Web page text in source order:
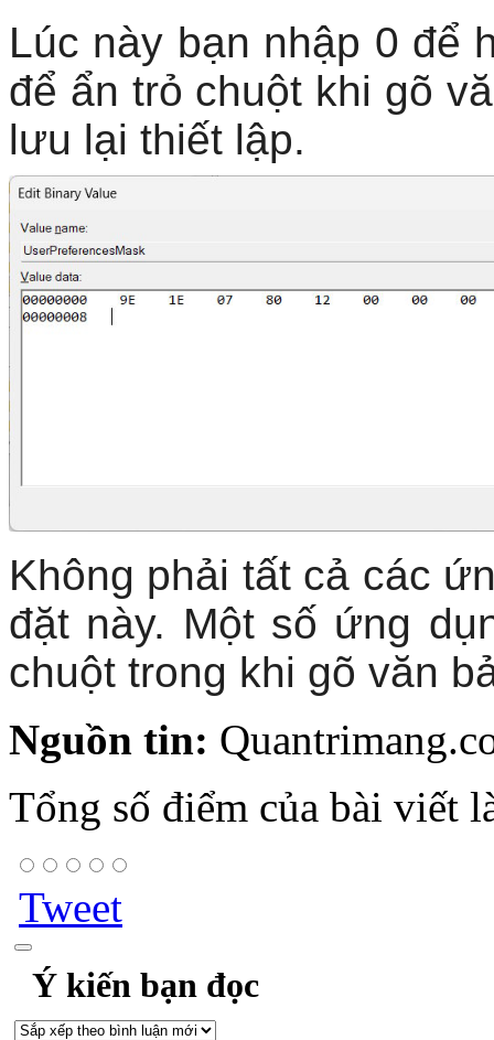
Lúc này bạn nhập 0 để
để ẩn trỏ chuột khi gõ
lưu lại thiết lập.
Không phải tất cả các
đặt này. Một số ứng
chuột trong khi gõ văn
Nguồn tin:
Tổng số điểm của bài viết
Tweet
Ý kiến bạn đọc